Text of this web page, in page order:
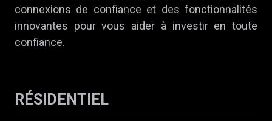
connexions de confiance et des fonctionnalités
innovantes pour vous aider à investir en toute
confiance.
RÉSIDENTIEL